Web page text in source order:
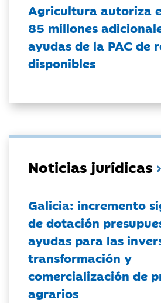
Agricultura autoriza
85 millones
ayudas de la PAC de
disponibles
Noticias jurídicas
Galicia: incremento
de dotación
ayudas para las
transformación y
comercialización de
agrarios